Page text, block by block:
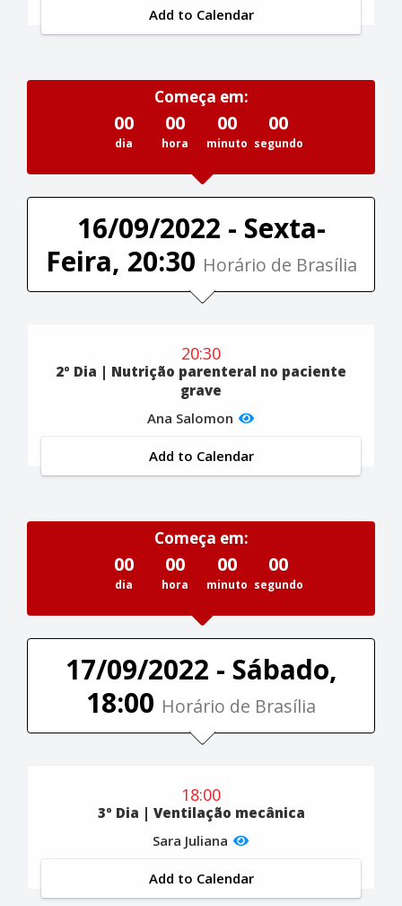
Add to Calendar
Começa em:
00
dia
00
hora
00
minuto
00
segundo
16/09/2022 - Sexta-
Feira, 20:30 Horário de Brasília
20:30
2º Dia | Nutrição parenteral no paciente
grave
Ana Salomon
Add to Calendar
Começa em:
00
dia
00
hora
00
minuto
00
segundo
17/09/2022 - Sábado,
18:00 Horário de Brasília
18:00
3º Dia | Ventilação mecânica
Sara Juliana
Add to Calendar